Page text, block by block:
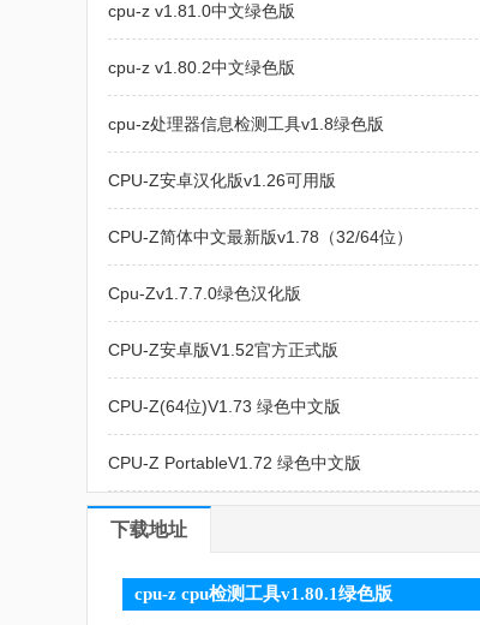
cpu-z v1.81.0中文绿色版
cpu-z v1.80.2中文绿色版
cpu-z处理器信息检测工具v1.8绿色版
CPU-Z安卓汉化版v1.26可用版
CPU-Z简体中文最新版v1.78（32/64位）
Cpu-Zv1.7.7.0绿色汉化版
CPU-Z安卓版V1.52官方正式版
CPU-Z(64位)V1.73 绿色中文版
CPU-Z PortableV1.72 绿色中文版
下载地址
cpu-z cpu检测工具v1.80.1绿色版